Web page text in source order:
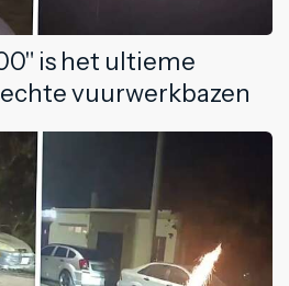
is het ultieme
vuurwerkbazen